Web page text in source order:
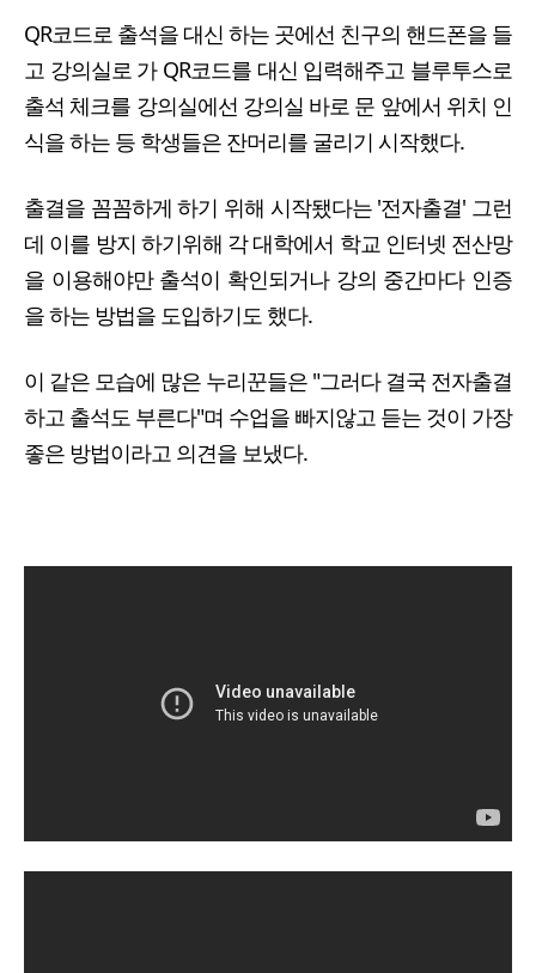
QR코드로 출석을 대신 하는 곳에선 친구의 핸드폰을 들
고 강의실로 가 QR코드를 대신 입력해주고 블루투스로
출석 체크를 강의실에선 강의실 바로 문 앞에서 위치 인
식을 하는 등 학생들은 잔머리를 굴리기 시작했다.
출결을 꼼꼼하게 하기 위해 시작됐다는 '전자출결' 그런
데 이를 방지 하기위해 각 대학에서 학교 인터넷 전산망
을 이용해야만 출석이 확인되거나 강의 중간마다 인증
을 하는 방법을 도입하기도 했다.
이 같은 모습에 많은 누리꾼들은 "그러다 결국 전자출결
하고 출석도 부른다"며 수업을 빠지않고 듣는 것이 가장
좋은 방법이라고 의견을 보냈다.